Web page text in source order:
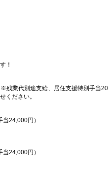
！
残業代別途支給、居住支援特別手当
ください。
24,000円）
24,000円）